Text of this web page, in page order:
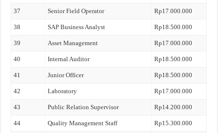
37 Senior Field Operator Rp17.000.000
38 SAP Business Analyst Rp18.500.000
39 Asset Management Rp17.000.000
40 Internal Auditor Rp18.500.000
41 Junior Officer Rp18.500.000
42 Laboratory Rp17.000.000
43 Public Relation Supervisor Rp14.200.000
44 Quality Management Staff Rp15.300.000